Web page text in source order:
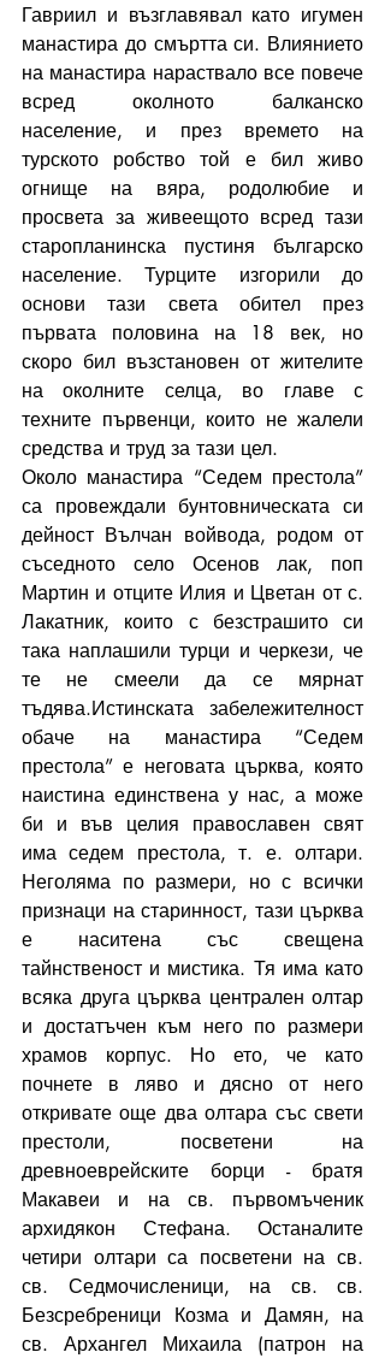
Гавриил и възглавявал като игумен
манастира до смъртта си. Влиянието
на манастира нараствало все повече
всред околното балканско
население, и през времето на
турското робство той е бил живо
огнище на вяра, родолюбие и
просвета за живеещото всред тази
старопланинска пустиня българско
население. Турците изгорили до
основи тази света обител през
първата половина на 18 век, но
скоро бил възстановен от жителите
на околните селца, во главе с
техните първенци, които не жалели
средства и труд за тази цел.
Около манастира “Седем престола”
са провеждали бунтовническата си
дейност Вълчан войвода, родом от
съседното село Осенов лак, поп
Мартин и отците Илия и Цветан от с.
Лакатник, които с безстрашито си
така наплашили турци и черкези, че
те не смеели да се мярнат
тъдява.Истинската забележителност
обаче на манастира “Седем
престола” е неговата църква, която
наистина единствена у нас, а може
би и във целия православен свят
има седем престола, т. е. олтари.
Неголяма по размери, но с всички
признаци на старинност, тази църква
е наситена със свещена
тайнственост и мистика. Тя има като
всяка друга църква централен олтар
и достатъчен към него по размери
храмов корпус. Но ето, че като
почнете в ляво и дясно от него
откривате още два олтара със свети
престоли, посветени на
древноеврейските борци - братя
Макавеи и на св. първомъченик
архидякон Стефана. Останалите
четири олтари са посветени на св.
св. Седмочисленици, на св. св.
Безсребреници Козма и Дамян, на
св. Архангел Михаила (патрон на